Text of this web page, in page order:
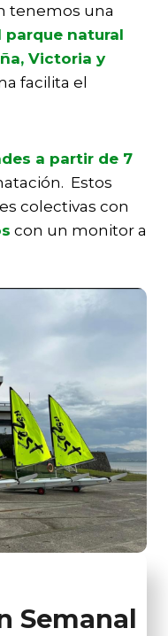
tenemos una
natural
Victoria y
facilita el
a partir de 7
Estos
colectivas con
con un monitor a
Semanal